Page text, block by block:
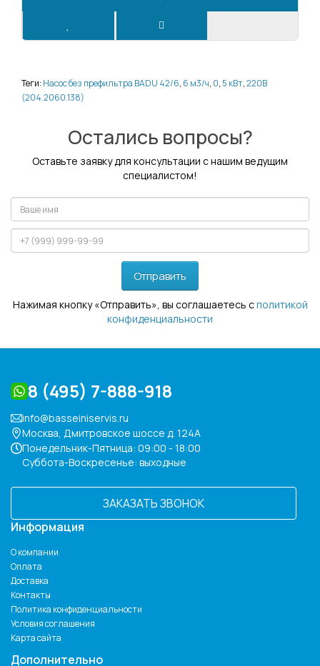
Теги: Насос без префильтра BADU 42/6, 6 м3/ч, 0, 5 кВт,220В
(204.2060.138)
Остались вопросы?
Оставьте заявку для консультации с нашим ведущим
специалистом!
Отправить
Нажимая кнопку «Отправить», вы соглашаетесь сполитикой
конфиденциальности
8 (495) 7-888-918
info@basseiniservis.ru
Москва, Дмитровское шоссе д. 124А
Понедельник-Пятница: 09:00 - 18:00
Суббота-Воскресенье: выходные
ЗАКАЗАТЬ ЗВОНОК
Информация
О компании
Оплата
Доставка
Контакты
Политика конфиденциальности
Условия соглашения
Карта сайта
Дополнительно